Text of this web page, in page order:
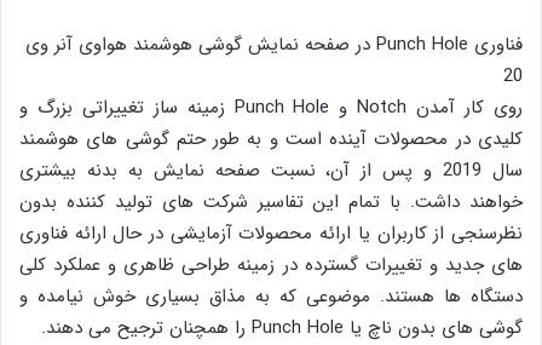
فناوری Punch Hole در صفحه نمایش گوشی هوشمند هواوی آنر وی
20
روی کار آمدن Notch و Punch Hole زمینه ساز تغییراتی بزرگ و
کلیدی در محصولات آینده است و به طور حتم گوشی های هوشمند
سال 2019 و پس از آن، نسبت صفحه نمایش به بدنه بیشتری
خواهند داشت. با تمام این تفاسیر شرکت های تولید کننده بدون
نظرسنجی از کاربران یا ارائه محصولات آزمایشی در حال ارائه فناوری
های جدید و تغییرات گسترده در زمینه طراحی ظاهری و عملکرد کلی
دستگاه ها هستند. موضوعی که به مذاق بسیاری خوش نیامده و
گوشی های بدون ناچ یا Punch Hole را همچنان ترجیح می دهند.